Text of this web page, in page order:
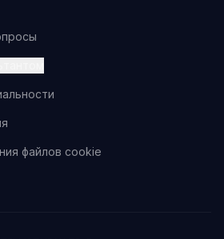
файлов cookie